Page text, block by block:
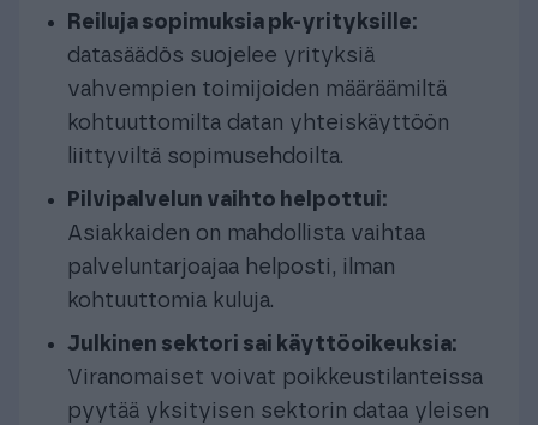
Reiluja sopimuksia pk-yrityksille:
datasäädös suojelee yrityksiä
vahvempien toimijoiden määräämiltä
kohtuuttomilta datan yhteiskäyttöön
liittyviltä sopimusehdoilta.
Pilvipalvelun vaihto helpottui:
Asiakkaiden on mahdollista vaihtaa
palveluntarjoajaa helposti, ilman
kohtuuttomia kuluja.
Julkinen sektori sai käyttöoikeuksia:
Viranomaiset voivat poikkeustilanteissa
pyytää yksityisen sektorin dataa yleisen